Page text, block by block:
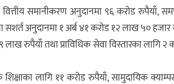
वित्तीय समानीकरण अनुदानमा ९६ करोड
अनुदानमा १ अर्ब ४१ करोड १२ लाख ५० हजार
लाख रुपैयाँ तथा प्राविधिक सेवा विस्तारका
शिक्षाका लागि ११ करोड रुपैयाँ, सामुदायिक